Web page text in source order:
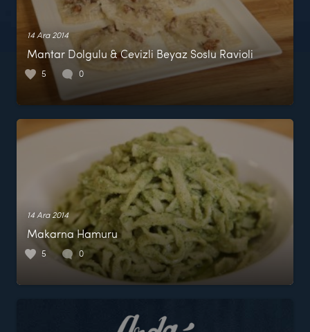
14 Ara 2014
Mantar Dolgulu & Cevizli Beyaz Soslu Ravioli
5 0
14 Ara 2014
Makarna Hamuru
5 0